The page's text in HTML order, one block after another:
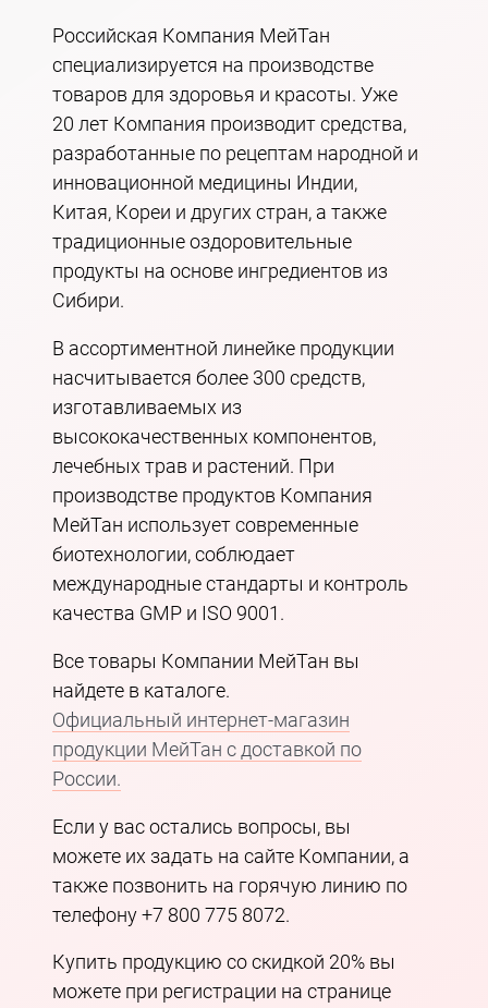
Российская Компания МейТан
специализируется на производстве
товаров для здоровья и красоты. Уже
20 лет Компания производит средства,
разработанные по рецептам народной и
инновационной медицины Индии,
Китая, Кореи и других стран, а также
традиционные оздоровительные
продукты на основе ингредиентов из
Сибири.
В ассортиментной линейке продукции
насчитывается более 300 средств,
изготавливаемых из
высококачественных компонентов,
лечебных трав и растений. При
производстве продуктов Компания
МейТан использует современные
биотехнологии, соблюдает
международные стандарты и контроль
качества GMP и ISO 9001.
Все товары Компании МейТан вы
найдете в каталоге.
Официальный интернет-магазин
продукции МейТан с доставкой по
России.
Если у вас остались вопросы, вы
можете их задать на сайте Компании, а
также позвонить на горячую линию по
телефону +7 800 775 8072.
Купить продукцию со скидкой 20% вы
можете при регистрации на странице